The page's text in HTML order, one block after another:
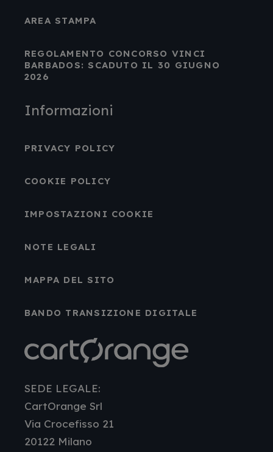
AREA STAMPA
REGOLAMENTO CONCORSO VINCI
BARBADOS: SCADUTO IL 30 GIUGNO
2026
Informazioni
PRIVACY POLICY
COOKIE POLICY
IMPOSTAZIONI COOKIE
NOTE LEGALI
MAPPA DEL SITO
BANDO TRANSIZIONE DIGITALE
SEDE LEGALE:
CartOrange Srl
Via Crocefisso 21
20122 Milano